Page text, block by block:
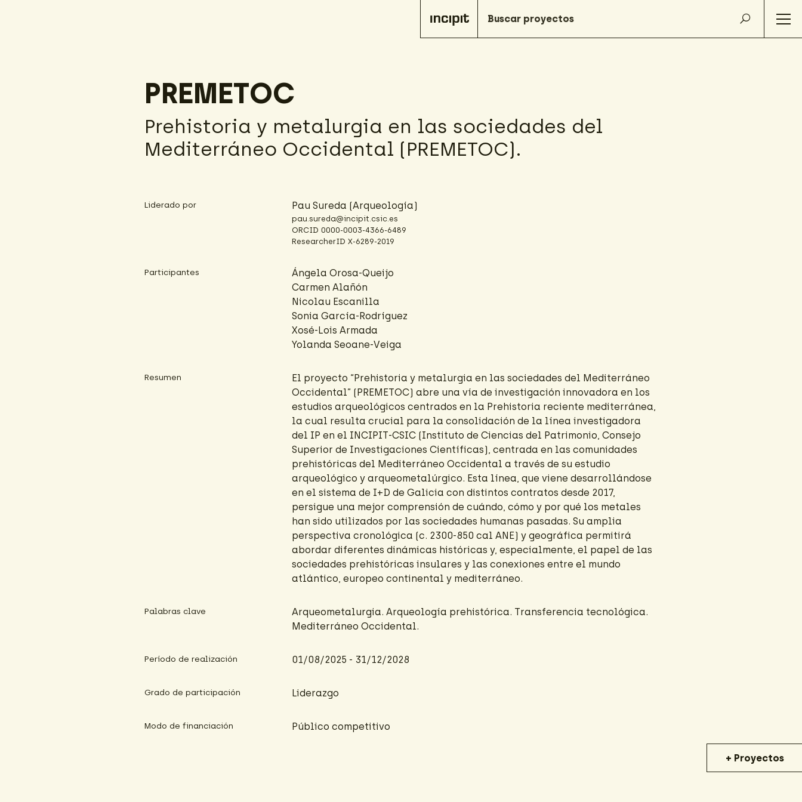
PREMETOC
Prehistoria y metalurgia en las sociedades del
Mediterráneo Occidental (PREMETOC).
Liderado por Pau Sureda (Arqueología)
pau.sureda@incipit.csic.es
ORCID 0000-0003-4366-6489
ResearcherID X-6289-2019
Participantes
Ángela Orosa-Queijo
Carmen Alañón
Nicolau Escanilla
Sonia García-Rodríguez
Xosé-Lois Armada
Yolanda Seoane-Veiga
Resumen
El proyecto “Prehistoria y metalurgia en las sociedades del Mediterráneo
Occidental” (PREMETOC) abre una vía de investigación innovadora en los
estudios arqueológicos centrados en la Prehistoria reciente mediterránea,
la cual resulta crucial para la consolidación de la línea investigadora
del IP en el INCIPIT-CSIC (Instituto de Ciencias del Patrimonio, Consejo
Superior de Investigaciones Científicas), centrada en las comunidades
prehistóricas del Mediterráneo Occidental a través de su estudio
arqueológico y arqueometalúrgico. Esta línea, que viene desarrollándose
en el sistema de I+D de Galicia con distintos contratos desde 2017,
persigue una mejor comprensión de cuándo, cómo y por qué los metales
han sido utilizados por las sociedades humanas pasadas. Su amplia
perspectiva cronológica (c. 2300-850 cal ANE) y geográfica permitirá
abordar diferentes dinámicas históricas y, especialmente, el papel de las
sociedades prehistóricas insulares y las conexiones entre el mundo
atlántico, europeo continental y mediterráneo.
Palabras clave
Arqueometalurgia. Arqueología prehistórica. Transferencia tecnológica.
Mediterráneo Occidental.
Período de realización 01/08/2025 - 31/12/2028
Grado de participación Liderazgo
Modo de financiación Público competitivo
+ Proyectos